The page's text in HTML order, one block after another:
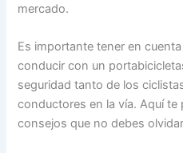
mercado.
Es importante tener en
conducir con un
seguridad tanto de los
conductores en la vía. Aquí
consejos que no debes